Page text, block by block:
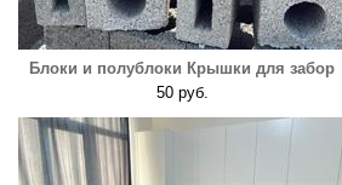
Блоки и полублоки Крышки для забор
50 руб.